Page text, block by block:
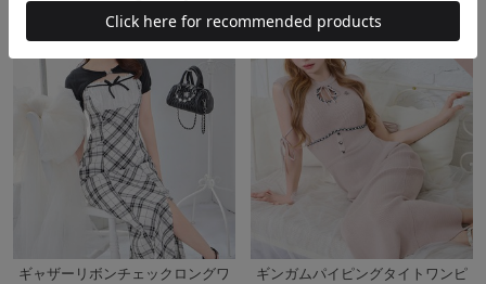
ギャザーリボンチェックロングワ
ギンガムパイピングタイトワンピ